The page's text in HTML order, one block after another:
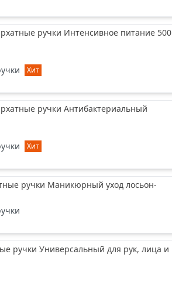
ручки Интенсивное питание 500
Хит
ручки Антибактериальный
Хит
ручки Маникюрный уход лосьон-
ручки Универсальный для рук, лица и